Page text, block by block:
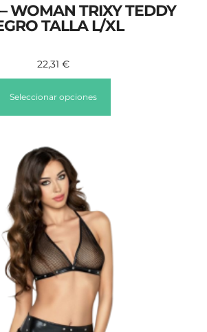
WOMAN TRIXY TEDDY
TALLA L/XL
22,31 €
Seleccionar opciones